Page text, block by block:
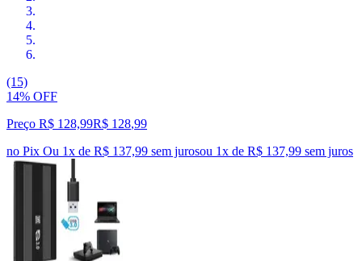
(15)
14% OFF
Preço R$ 128,99R$ 128,99
no Pix Ou 1x de R$ 137,99 sem jurosou 1x de R$ 137,99 sem juros